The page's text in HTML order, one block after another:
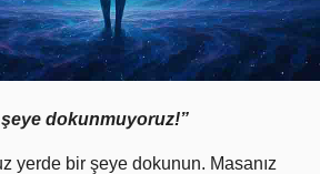
dokunmuyoruz!”
yerde bir şeye dokunun. Masanız